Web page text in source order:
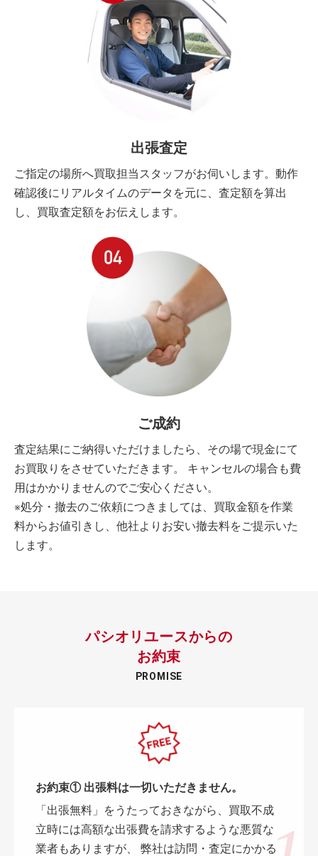
出張査定
ご指定の場所へ買取担当スタッフがお伺いします。動作
確認後にリアルタイムのデータを元に、査定額を算出
し、買取査定額をお伝えします。
ご成約
査定結果にご納得いただけましたら、その場で現金にて
お買取りをさせていただきます。 キャンセルの場合も費
用はかかりませんのでご安心ください。
※処分・撤去のご依頼につきましては、買取金額を作業
料からお値引きし、他社よりお安い撤去料をご提示いた
します。
パシオリユースからの
お約束
PROMISE
お約束① 出張料は一切いただきません。
「出張無料」をうたっておきながら、買取不成
立時には高額な出張費を請求するような悪質な
業者もありますが、 弊社は訪問・査定にかかる